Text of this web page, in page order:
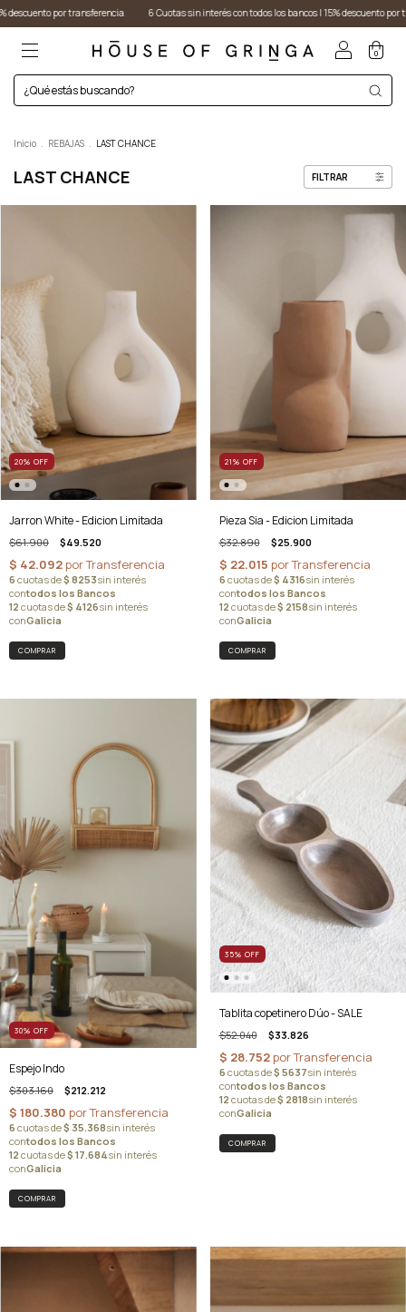
6 Cuotas sin interés con todos los bancos I 15% descuento por transferencia
0
Inicio . REBAJAS . LAST CHANCE
LAST CHANCE FILTRAR
20% OFF
Jarron White - Edicion Limitada
$61.900 $49.520
21% OFF
Pieza Sia - Edicion Limitada
$32.890 $25.900
30% OFF
Espejo Indo
$303.160 $212.212
35% OFF
Tablita copetinero Dúo - SALE
$52.040 $33.826